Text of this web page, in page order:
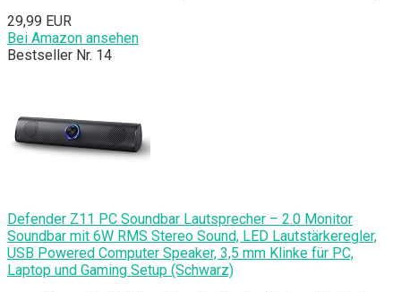
29,99 EUR
Bei Amazon ansehen
Bestseller Nr. 14
Defender Z11 PC Soundbar Lautsprecher – 2.0 Monitor
Soundbar mit 6W RMS Stereo Sound, LED Lautstärkeregler,
USB Powered Computer Speaker, 3,5 mm Klinke für PC,
Laptop und Gaming Setup (Schwarz)